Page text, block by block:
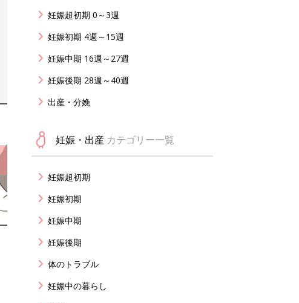
妊娠超初期 0～3週
妊娠初期 4週～15週
妊娠中期 16週～27週
妊娠後期 28週～40週
出産・分娩
妊娠・出産 カテゴリー一覧
妊娠超初期
妊娠初期
妊娠中期
妊娠後期
体のトラブル
妊娠中の暮らし